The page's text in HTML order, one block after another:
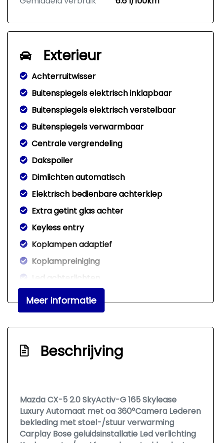
Exterieur
Achterruitwisser
Buitenspiegels elektrisch inklapbaar
Buitenspiegels elektrisch verstelbaar
Buitenspiegels verwarmbaar
Centrale vergrendeling
Dakspoiler
Dimlichten automatisch
Elektrisch bedienbare achterklep
Extra getint glas achter
Keyless entry
Koplampen adaptief
Koplampreiniging
Led achterlichten
Led dagrijverlichting
Led koplampen
Lichtmetalen velgen 19"
Metaalkleur
Park distance control
Trekhaak met afneembare kogel
Overige
Achteropkomend verkeer waarschuwing
Meer informatie
Beschrijving
Mazda CX-5 2.0 SkyActiv-G 165 Skylease
Luxury Automaat met oa 360°Camera Lederen
bekleding met stoel-/stuur verwarming
Carplay Bose geluidsinstallatie Led verlichting